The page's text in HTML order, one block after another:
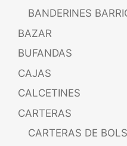
BANDERINES
BAZAR
BUFANDAS
CAJAS
CALCETINES
CARTERAS
CARTERAS DE